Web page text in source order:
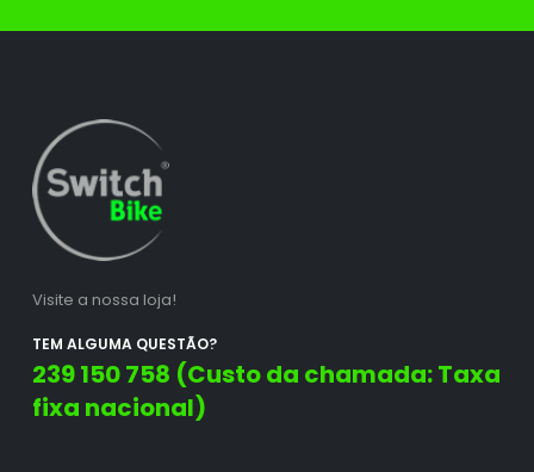
Visite a nossa loja!
TEM ALGUMA QUESTÃO?
239 150 758 (Custo da chamada: Taxa
fixa nacional)